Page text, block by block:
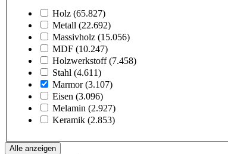
Holz (65.827)
Metall (22.692)
Massivholz (15.056)
MDF (10.247)
Holzwerkstoff (7.458)
Stahl (4.611)
Marmor (3.107)
Eisen (3.096)
Melamin (2.927)
Keramik (2.853)
Alle anzeigen